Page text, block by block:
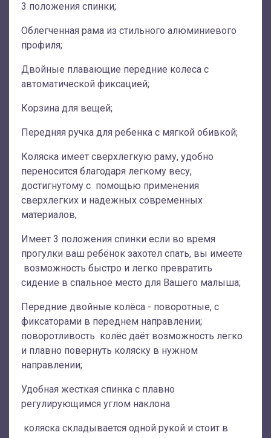
3 положения спинки;
Облегченная рама из стильного алюминиевого
профиля;
Двойные плавающие передние колеса с
автоматической фиксацией;
Корзина для вещей;
Передняя ручка для ребенка с мягкой обивкой;
Коляска имеет сверхлегкую раму, удобно
переносится благодаря легкому весу,
достигнутому с помощью применения
сверхлегких и надежных современных
материалов;
Имеет 3 положения спинки если во время
прогулки ваш ребёнок захотел спать, вы имеете
возможность быстро и легко превратить
сидение в спальное место для Вашего малыша;
Передние двойные колёса - поворотные, с
фиксаторами в переднем направлении;
поворотливость колёс даёт возможность легко
и плавно повернуть коляску в нужном
направлении;
Удобная жесткая спинка с плавно
регулирующимся углом наклона
коляска складывается одной рукой и стоит в